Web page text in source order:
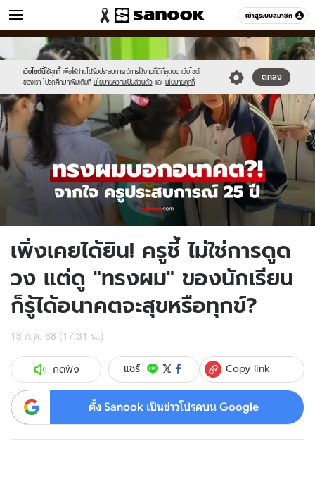
เข้าสู่ระบบสมาชิก
ข่าว หมวดอื่นๆ
เว็บไซต์นี้ใช้คุกกี้ เพื่อให้ท่านได้รับประสบการณ์การใช้งานที่ดีที่สุดบน เว็บไซต์
ของเรา โปรดศึกษาเพิ่มเติมที่ นโยบายความเป็นส่วนตัว และ นโยบายคุกกี้
ตกลง
Sanook
//s.isanook.com/sr/0/images/logo-
new-
sanook.png
//s.isanook.com/ns/0/ud/1963/9815014/newnewnewnewnewnewnew-
thumbna.jpg
เพิ่งเคยได้ยิน! ครูชี้ ไม่ใช่การดูด
วง แต่ดู "ทรงผม" ของนักเรียน
ก็รู้ได้อนาคตจะสุขหรือทุกข์?
13 ก.ค. 68 (17:31 น.)
กดฟัง แชร์ Copy link
ตั้ง Sanook เป็นข่าวโปรดบน Google